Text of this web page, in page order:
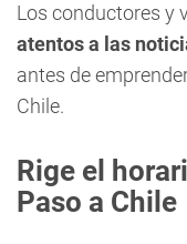
Los conductores y
atentos a las
antes de
Chile.
Rige el
Paso a Chile